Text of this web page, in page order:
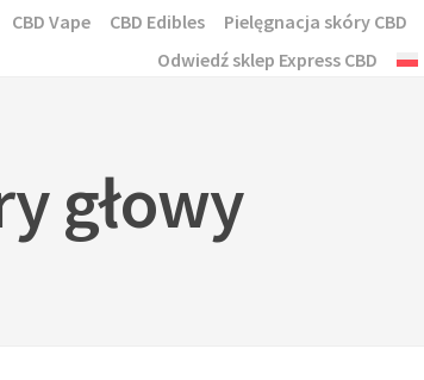
CBD Vape CBD Edibles Pielęgnacja skóry CBD
Odwiedź sklep Express CBD
głowy